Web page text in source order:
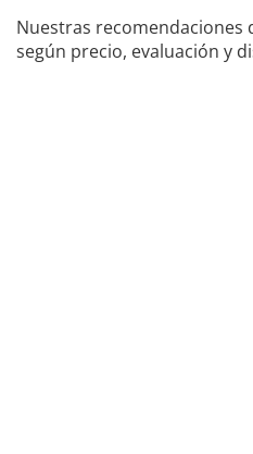
Nuestras recomendaciones
según precio, evaluación y